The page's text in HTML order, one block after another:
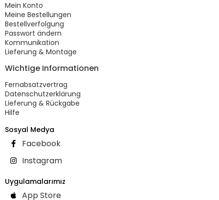
Mein Konto
Meine Bestellungen
Bestellverfolgung
Passwort ändern
Kommunikation
Lieferung & Montage
Wichtige Informationen
Fernabsatzvertrag
Datenschutzerklärung
Lieferung & Rückgabe
Hilfe
Sosyal Medya
Facebook
Instagram
Uygulamalarımız
App Store